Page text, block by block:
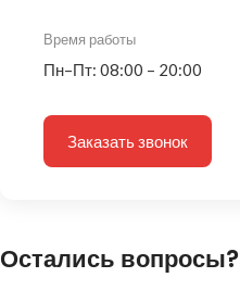
Время работы
Пн–Пт: 08:00 – 20:00
Заказать звонок
Остались вопросы?